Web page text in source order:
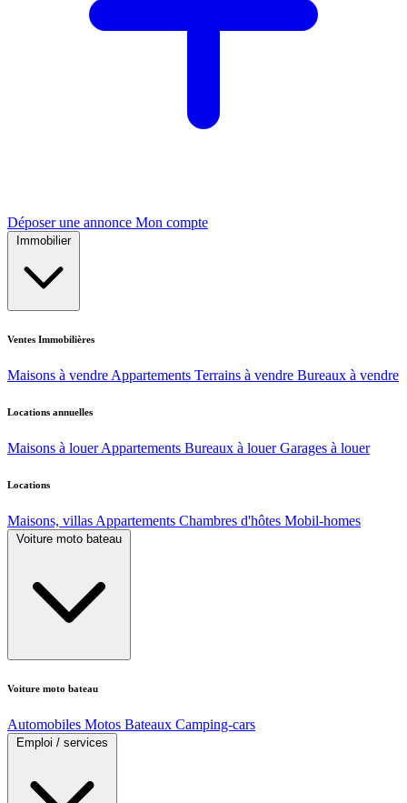
Déposer une annonce Mon compte
Immobilier
Ventes Immobilières
Maisons à vendre Appartements Terrains à vendre Bureaux à vendre
Locations annuelles
Maisons à louer Appartements Bureaux à louer Garages à louer
Locations
Maisons, villas Appartements Chambres d'hôtes Mobil-homes
Voiture moto bateau
Voiture moto bateau
Automobiles Motos Bateaux Camping-cars
Emploi / services